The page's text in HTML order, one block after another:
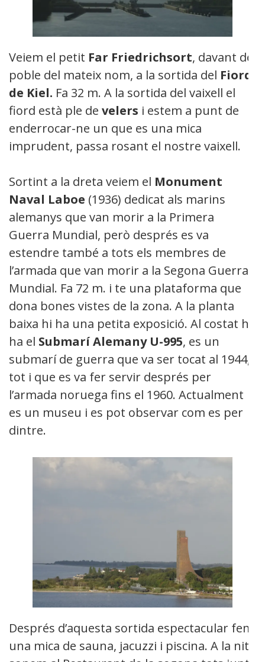
Veiem el petit Far Friedrichsort, davant del
poble del mateix nom, a la sortida del Fiord
de Kiel. Fa 32 m. A la sortida del vaixell el
fiord està ple de velers i estem a punt de
enderrocar-ne un que es una mica
imprudent, passa rosant el nostre vaixell.
Sortint a la dreta veiem el Monument
Naval Laboe (1936) dedicat als marins
alemanys que van morir a la Primera
Guerra Mundial, però després es va
estendre també a tots els membres de
l’armada que van morir a la Segona Guerra
Mundial. Fa 72 m. i te una plataforma que
dona bones vistes de la zona. A la planta
baixa hi ha una petita exposició. Al costat hi
ha el Submarí Alemany U-995, es un
submarí de guerra que va ser tocat al 1944,
tot i que es va fer servir després per
l’armada noruega fins el 1960. Actualment
es un museu i es pot observar com es per
dintre.
Després d’aquesta sortida espectacular fem
una mica de sauna, jacuzzi i piscina. A la nit